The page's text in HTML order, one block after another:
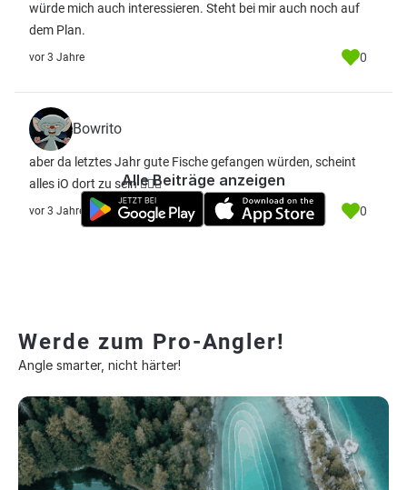
würde mich auch interessieren. Steht bei mir auch noch auf
dem Plan.
vor 3 Jahre 0
Bowrito
aber da letztes Jahr gute Fische gefangen würden, scheint
alles iO dort zu sein 🤷🏼‍♂️
vor 3 Jahre 0
Alle Beiträge anzeigen
Werde zum Pro-Angler!
Angle smarter, nicht härter!